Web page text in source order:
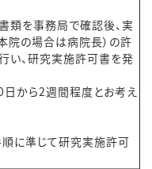
を事務局で確認後、実
院の場合は病院長）の許
い、研究実施許可書を発
から2週間程度とお考え
に準じて研究実施許可